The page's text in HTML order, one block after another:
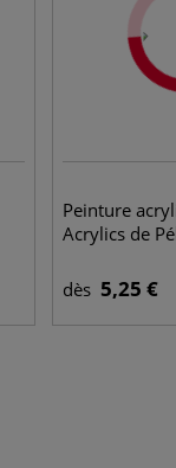
Peinture
Acrylics de
dès 5,25 €